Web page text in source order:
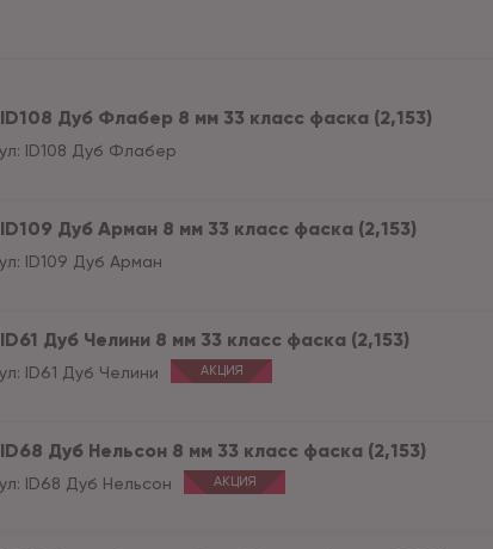
Дуб Флабер 8 мм 33 класс фаска (2,153)
ID108 Дуб Флабер
Дуб Арман 8 мм 33 класс фаска (2,153)
ID109 Дуб Арман
Дуб Челини 8 мм 33 класс фаска (2,153)
ID61 Дуб Челини АКЦИЯ
Дуб Нельсон 8 мм 33 класс фаска (2,153)
ID68 Дуб Нельсон АКЦИЯ